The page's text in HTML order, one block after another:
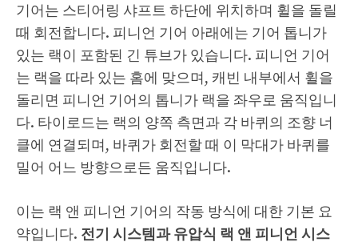
기어는 스티어링 샤프트 하단에 위치하며 휠을 돌릴
때 회전합니다. 피니언 기어 아래에는 기어 톱니가
있는 랙이 포함된 긴 튜브가 있습니다. 피니언 기어
는 랙을 따라 있는 홈에 맞으며, 캐빈 내부에서 휠을
돌리면 피니언 기어의 톱니가 랙을 좌우로 움직입니
다. 타이로드는 랙의 양쪽 측면과 각 바퀴의 조향 너
클에 연결되며, 바퀴가 회전할 때 이 막대가 바퀴를
밀어 어느 방향으로든 움직입니다.
이는 랙 앤 피니언 기어의 작동 방식에 대한 기본 요
약입니다. 전기 시스템과 유압식 랙 앤 피니언 시스